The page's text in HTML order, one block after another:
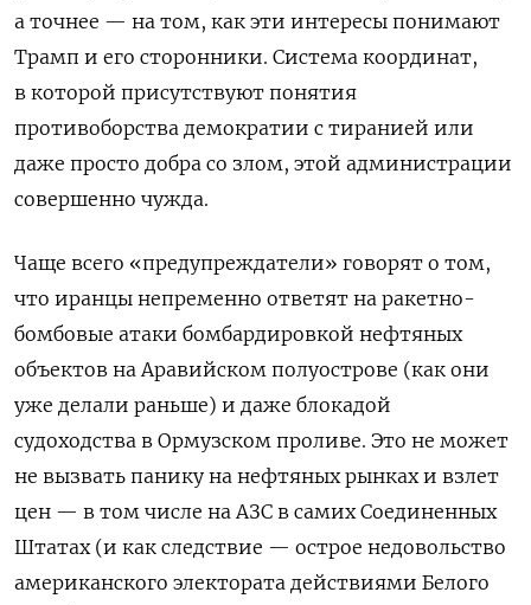
а точнее — на том, как эти интересы понимают
Трамп и его сторонники. Система координат,
в которой присутствуют понятия
противоборства демократии с тиранией или
даже просто добра со злом, этой администрации
совершенно чужда.
Чаще всего «предупреждатели» говорят о том,
что иранцы непременно ответят на ракетно-
бомбовые атаки бомбардировкой нефтяных
объектов на Аравийском полуострове (как они
уже делали раньше) и даже блокадой
судоходства в Ормузском проливе. Это не может
не вызвать панику на нефтяных рынках и взлет
цен — в том числе на АЗС в самих Соединенных
Штатах (и как следствие — острое недовольство
американского электората действиями Белого